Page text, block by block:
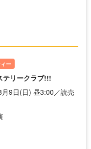
ー
テリークラブ!!!
9日(日) 昼3:00／読売